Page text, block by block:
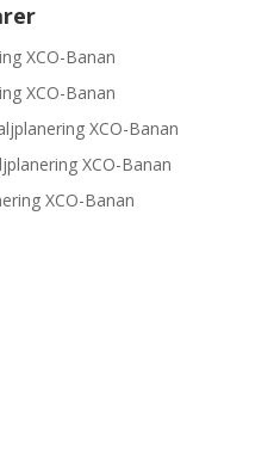
XCO-Banan
XCO-Banan
XCO-Banan
XCO-Banan
XCO-Banan